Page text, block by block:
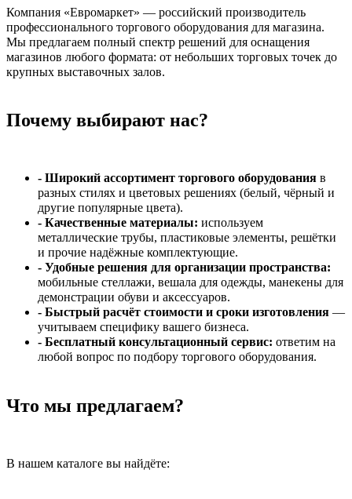
Компания «Евромаркет» — российский производитель
профессионального торгового оборудования для магазина.
Мы предлагаем полный спектр решений для оснащения
магазинов любого формата: от небольших торговых точек до
крупных выставочных залов.
Почему выбирают нас?
- Широкий ассортимент торгового оборудования в
разных стилях и цветовых решениях (белый, чёрный и
другие популярные цвета).
- Качественные материалы: используем
металлические трубы, пластиковые элементы, решётки
и прочие надёжные комплектующие.
- Удобные решения для организации пространства:
мобильные стеллажи, вешала для одежды, манекены для
демонстрации обуви и аксессуаров.
- Быстрый расчёт стоимости и сроки изготовления —
учитываем специфику вашего бизнеса.
- Бесплатный консультационный сервис: ответим на
любой вопрос по подбору торгового оборудования.
Что мы предлагаем?
В нашем каталоге вы найдёте: